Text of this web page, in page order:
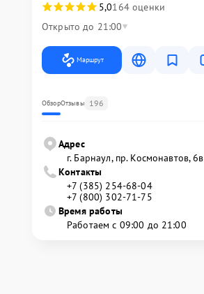
5,0164 оценки
Открыто до 21:00
Маршрут
ОбзорОтзывы 196
Адрес
г. Барнаул, ​пр. Космонавтов, 6в
Контакты
+7 (385) 254-68-04
+7 (800) 302-71-75
Время работы
Работаем с 09:00 до 21:00